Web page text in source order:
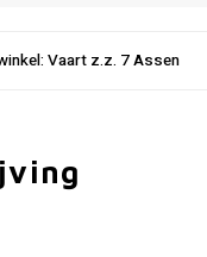
Vaart z.z. 7 Assen